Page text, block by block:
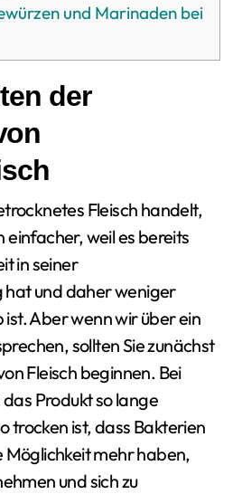
und Marinaden bei
der
Fleisch handelt,
einfacher, weil es bereits
in seiner
hat und daher weniger
Aber wenn wir über ein
sollten Sie zunächst
Fleisch beginnen. Bei
Produkt so lange
trocken ist, dass Bakterien
Möglichkeit mehr haben,
und sich zu